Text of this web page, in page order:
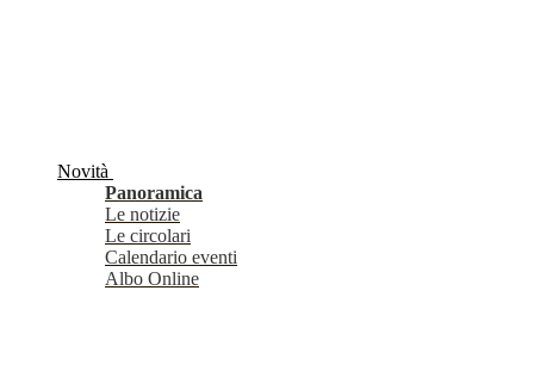
Novità
Panoramica
Le notizie
Le circolari
Calendario eventi
Albo Online